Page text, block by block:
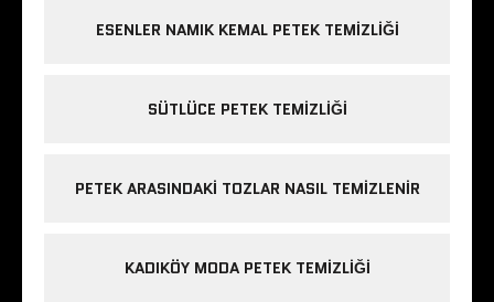
ESENLER NAMIK KEMAL PETEK TEMIZLIĞI
SÜTLÜCE PETEK TEMIZLIĞI
PETEK ARASINDAKI TOZLAR NASIL TEMIZLENIR
KADIKÖY MODA PETEK TEMIZLIĞI